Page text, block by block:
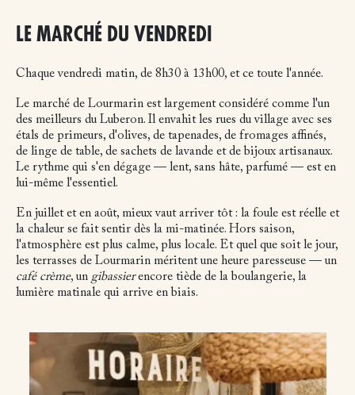
LE MARCHÉ DU VENDREDI
Chaque vendredi matin, de 8h30 à 13h00, et ce toute l'année.
Le marché de Lourmarin est largement considéré comme l'un
des meilleurs du Luberon. Il envahit les rues du village avec ses
étals de primeurs, d'olives, de tapenades, de fromages affinés,
de linge de table, de sachets de lavande et de bijoux artisanaux.
Le rythme qui s'en dégage — lent, sans hâte, parfumé — est en
lui-même l'essentiel.
En juillet et en août, mieux vaut arriver tôt : la foule est réelle et
la chaleur se fait sentir dès la mi-matinée. Hors saison,
l'atmosphère est plus calme, plus locale. Et quel que soit le jour,
les terrasses de Lourmarin méritent une heure paresseuse — un
café crème, un gibassierencore tiède de la boulangerie, la
lumière matinale qui arrive en biais.